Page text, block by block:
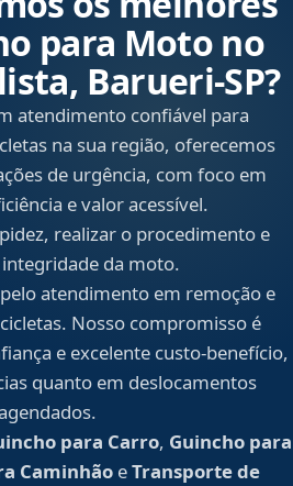
para Moto no
Barueri‑SP?
atendimento confiável para
na sua região, oferecemos
de urgência, com foco em
e valor acessível.
realizar o procedimento e
da moto.
atendimento em remoção e
Nosso compromisso é
e excelente custo-benefício,
quanto em deslocamentos
para Carro, Guincho para
CaminhãoeTransporte de